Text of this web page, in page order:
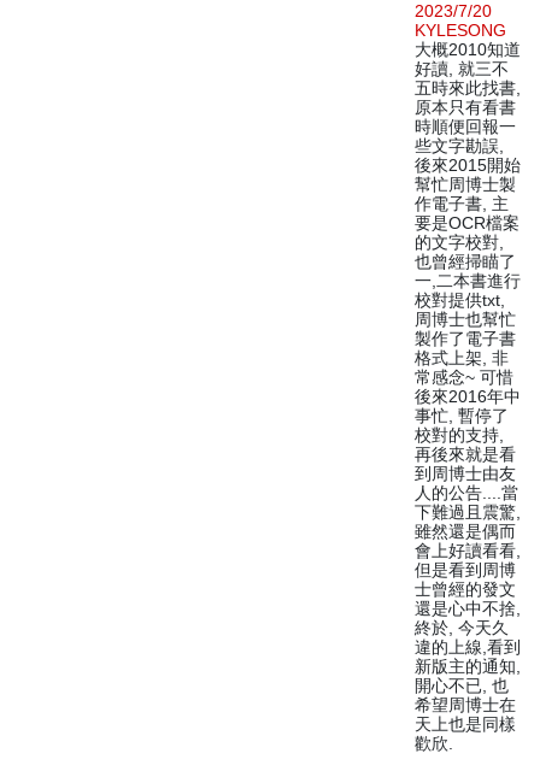
2023/7/20
KYLESONG
大概2010知道
好讀, 就三不
五時來此找書,
原本只有看書
時順便回報一
些文字勘誤,
後來2015開始
幫忙周博士製
作電子書, 主
要是OCR檔案
的文字校對,
也曾經掃瞄了
一,二本書進行
校對提供txt,
周博士也幫忙
製作了電子書
格式上架, 非
常感念~ 可惜
後來2016年中
事忙, 暫停了
校對的支持,
再後來就是看
到周博士由友
人的公告....當
下難過且震驚,
雖然還是偶而
會上好讀看看,
但是看到周博
士曾經的發文
還是心中不捨,
終於, 今天久
違的上線,看到
新版主的通知,
開心不已, 也
希望周博士在
天上也是同樣
歡欣.